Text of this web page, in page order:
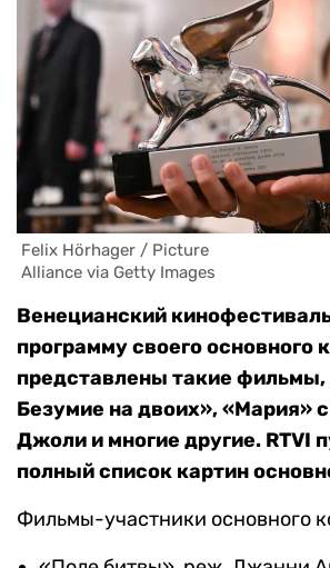
Alliance via Getty Images
Венецианский
программу своего основного
представлены такие
Безумие на двоих», «Мария»
Джоли и многие другие. RTVI
полный список картин
Фильмы-участники основного